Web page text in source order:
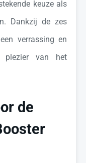
keuze als
Dankzij de zes
verrassing en
plezier van het
de